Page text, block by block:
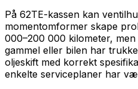
På 62TE-kassen kan
momentomformer skape
000–200 000 kilometer,
gammel eller bilen har
oljeskift med korrekt
enkelte serviceplaner har